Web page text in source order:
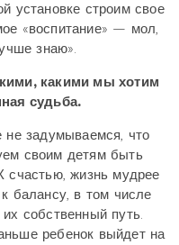
установке строим свое
«воспитание» — мол,
знаю».
какими мы хотим
судьба.
задумываемся, что
своим детям быть
счастью, жизнь мудрее
балансу, в том числе
собственный путь.
ребенок выйдет на